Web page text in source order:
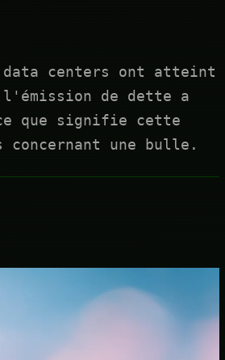
data centers ont atteint
de dette a
que signifie cette
une bulle.